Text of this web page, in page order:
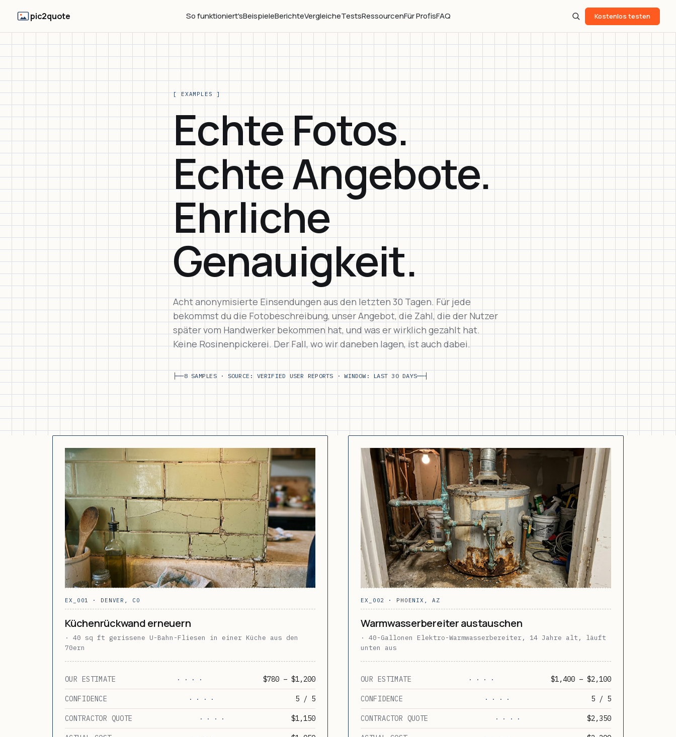
pic2quote So funktioniert'sBeispieleBerichteVergleicheTestsRessourcenFür ProfisFAQ Kostenlos testen
[ EXAMPLES ]
Echte Fotos.
Echte Angebote.
Ehrliche
Genauigkeit.
Acht anonymisierte Einsendungen aus den letzten 30 Tagen. Für jede
bekommst du die Fotobeschreibung, unser Angebot, die Zahl, die der Nutzer
später vom Handwerker bekommen hat, und was er wirklich gezahlt hat.
Keine Rosinenpickerei. Der Fall, wo wir daneben lagen, ist auch dabei.
├──8 SAMPLES · SOURCE: VERIFIED USER REPORTS · WINDOW: LAST 30 DAYS──┤
EX_001 · DENVER, CO
Küchenrückwand erneuern
· 40 sq ft gerissene U-Bahn-Fliesen in einer Küche aus den
70ern
OUR ESTIMATE · · · · $780 – $1,200
CONFIDENCE · · · · 5 / 5
CONTRACTOR QUOTE · · · · $1,150
EX_002 · PHOENIX, AZ
Warmwasserbereiter austauschen
· 40-Gallonen Elektro-Warmwasserbereiter, 14 Jahre alt, läuft
unten aus
OUR ESTIMATE · · · · $1,400 – $2,100
CONFIDENCE · · · · 5 / 5
CONTRACTOR QUOTE · · · · $2,350